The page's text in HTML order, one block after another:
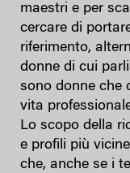
maestri e per
cercare di
riferimento,
donne di cui
sono donne che
vita
Lo scopo della
e profili più
che, anche se i